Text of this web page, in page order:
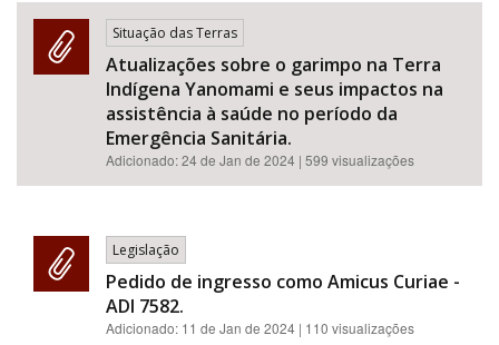
Situação das Terras
Atualizações sobre o garimpo na Terra
Indígena Yanomami e seus impactos na
assistência à saúde no período da
Emergência Sanitária.
Adicionado:24 de Jan de 2024 | 599 visualizações
Legislação
Pedido de ingresso como Amicus Curiae -
ADI 7582.
Adicionado: 11 de Jan de 2024 | 110 visualizações